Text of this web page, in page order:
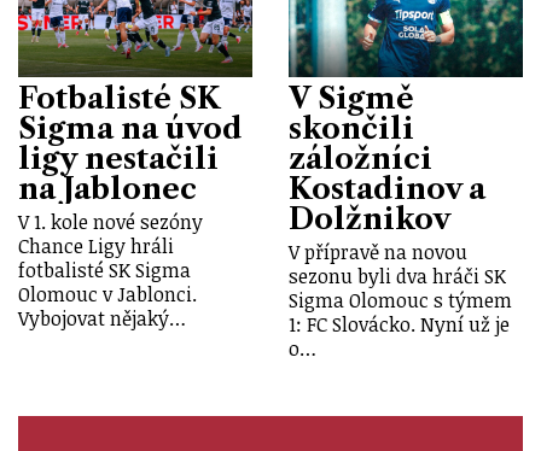
Fotbalisté SK
Sigma na úvod
ligy nestačili
na Jablonec
V 1. kole nové sezóny
Chance Ligy hráli
fotbalisté SK Sigma
Olomouc v Jablonci.
Vybojovat nějaký…
V Sigmě
skončili
záložníci
Kostadinov a
Dolžnikov
V přípravě na novou
sezonu byli dva hráči SK
Sigma Olomouc s týmem
1: FC Slovácko. Nyní už je
o…